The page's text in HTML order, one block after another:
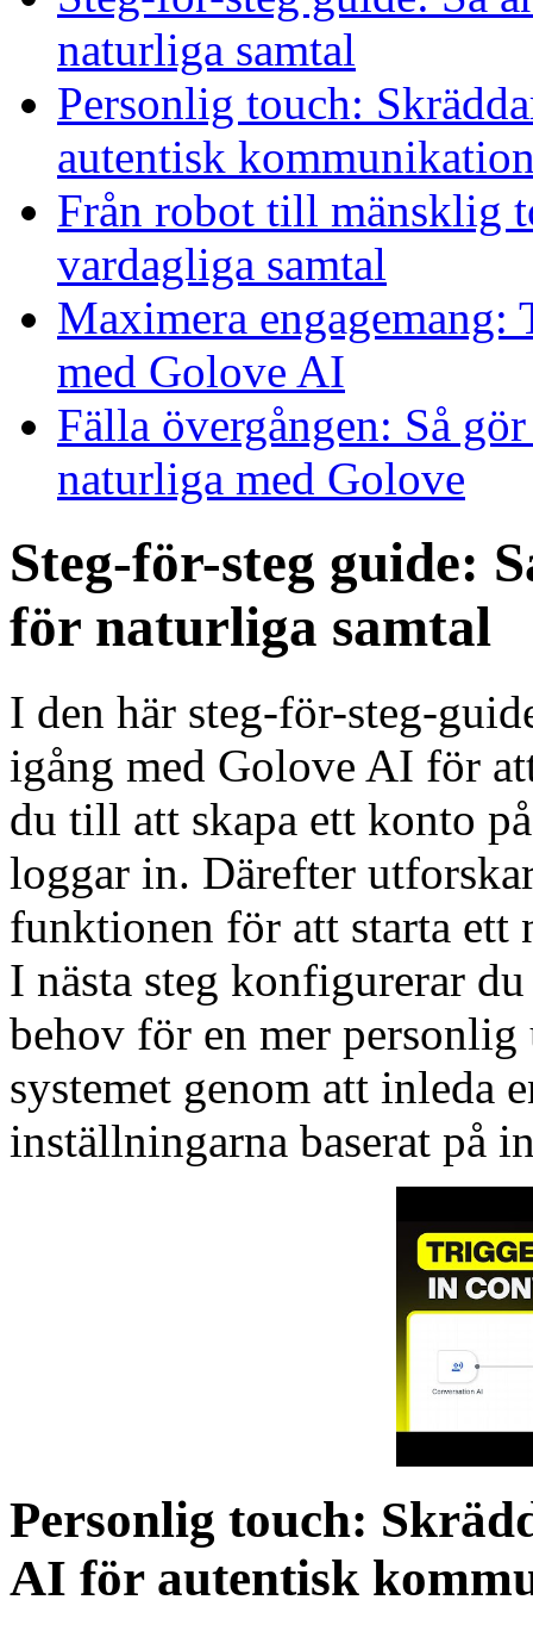
naturliga samtal
Personlig touch:
autentisk
Från robot till mänsklig
vardagliga samtal
Maximera
med Golove AI
Fälla övergången: Så
naturliga med Golove
Steg-för-steg guide:
för naturliga samtal
I den här steg-för-steg-
igång med Golove AI för
du till att skapa ett konto
loggar in. Därefter
funktionen för att starta ett
I nästa steg konfigurerar
behov för en mer
systemet genom att inleda
inställningarna baserat på
Personlig touch:
AI för autentisk